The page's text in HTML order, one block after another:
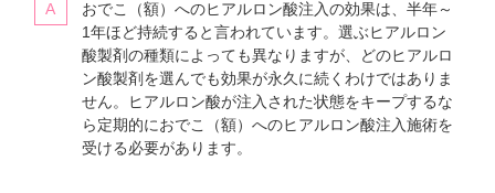
おでこ（額）へのヒアルロン酸注入の効果は、半年～
1年ほど持続すると言われています。選ぶヒアルロン
酸製剤の種類によっても異なりますが、どのヒアルロ
ン酸製剤を選んでも効果が永久に続くわけではありま
せん。ヒアルロン酸が注入された状態をキープするな
ら定期的におでこ（額）へのヒアルロン酸注入施術を
受ける必要があります。